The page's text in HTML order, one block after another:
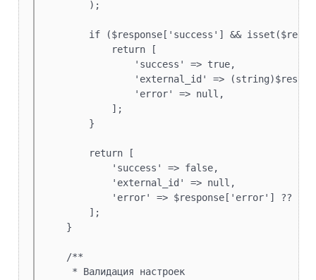
        );
if ($response['success'] &&
            return [
                'success' => true,
'external_id' =>
                'error' => null,
            ];
        }
        return [
            'success' => false,
            'external_id' => null,
'error' => $response['error'] ??
        ];
    }
    /**
     * Валидация настроек